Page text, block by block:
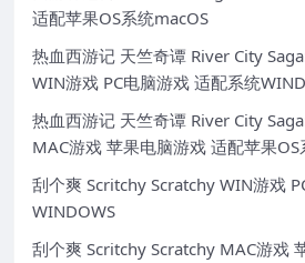
适配苹果OS系统macOS
热血西游记 天竺奇谭 River City
WIN游戏 PC电脑游戏 适配系统
热血西游记 天竺奇谭 River City
MAC游戏 苹果电脑游戏 适配苹果
刮个爽 Scritchy Scratchy WIN游戏
WINDOWS
刮个爽 Scritchy Scratchy MAC游戏